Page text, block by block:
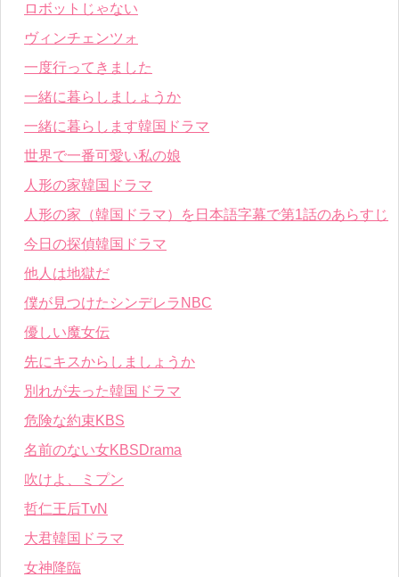
ロボットじゃない
ヴィンチェンツォ
一度行ってきました
一緒に暮らしましょうか
一緒に暮らします韓国ドラマ
世界で一番可愛い私の娘
人形の家韓国ドラマ
人形の家（韓国ドラマ）を日本語字幕で第1話のあらすじ
今日の探偵韓国ドラマ
他人は地獄だ
僕が見つけたシンデレラNBC
優しい魔女伝
先にキスからしましょうか
別れが去った韓国ドラマ
危険な約束KBS
名前のない女KBSDrama
吹けよ、ミプン
哲仁王后TvN
大君韓国ドラマ
女神降臨